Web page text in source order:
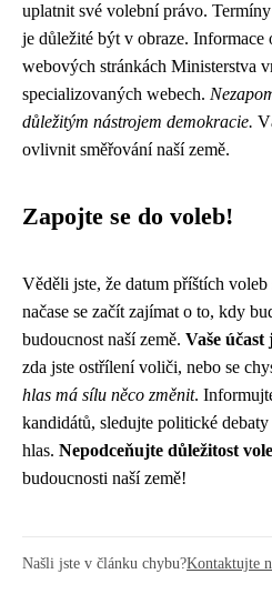
uplatnit své volební právo.
je důležité být v obraze. Informace
webových stránkách Ministerstva
specializovaných webech.
důležitým nástrojem demokracie.
ovlivnit směřování naší země.
Zapojte se do voleb!
Věděli jste, že datum příštích voleb
načase se začít zajímat o to, kdy
budoucnost naší země. Vaše účast
zda jste ostřílení voliči, nebo se
hlas má sílu něco změnit.
kandidátů, sledujte politické
hlas. Nepodceňujte důležitost
budoucnosti naší země!
Našli jste v článku chybu?Kontaktujte